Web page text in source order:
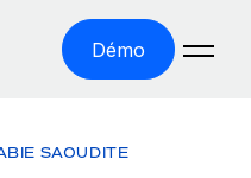
Démo
SAOUDITE